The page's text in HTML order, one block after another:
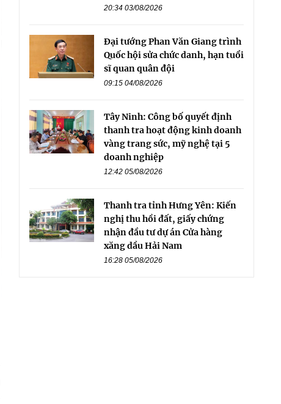
20:34 03/08/2026
Đại tướng Phan Văn Giang trình
Quốc hội sửa chức danh, hạn tuổi
sĩ quan quân đội
09:15 04/08/2026
Tây Ninh: Công bố quyết định
thanh tra hoạt động kinh doanh
vàng trang sức, mỹ nghệ tại 5
doanh nghiệp
12:42 05/08/2026
Thanh tra tỉnh Hưng Yên: Kiến
nghị thu hồi đất, giấy chứng
nhận đầu tư dự án Cửa hàng
xăng dầu Hải Nam
16:28 05/08/2026